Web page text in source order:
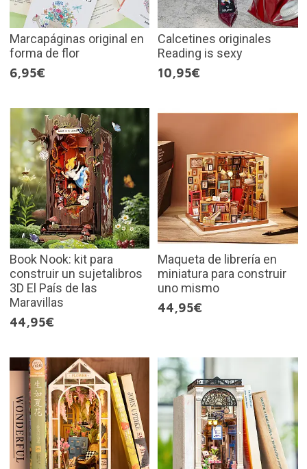
Marcapáginas original en
forma de flor
6,95€
Calcetines originales
Reading is sexy
10,95€
Book Nook: kit para
construir un sujetalibros
3D El País de las
Maravillas
44,95€
Maqueta de librería en
miniatura para construir
uno mismo
44,95€